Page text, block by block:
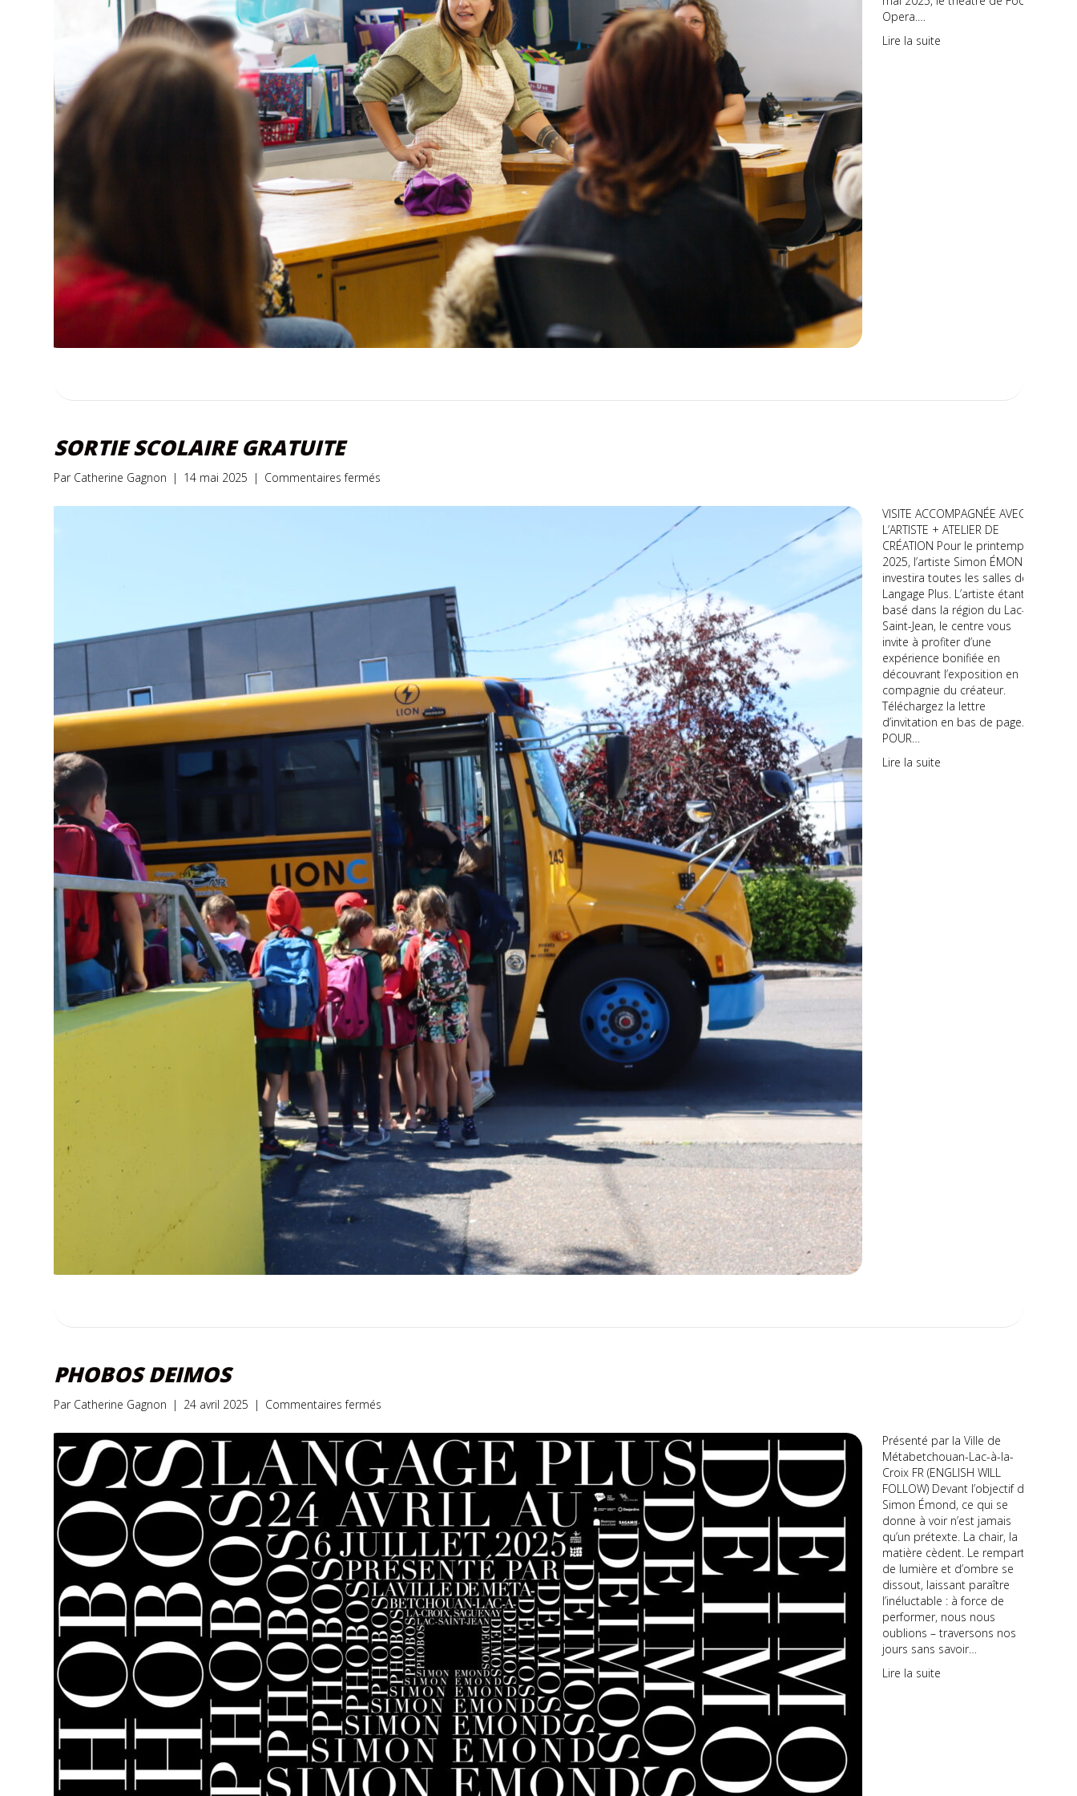
Opera.…
Lire la suite
SORTIE SCOLAIRE GRATUITE
Par Catherine Gagnon | 14 mai 2025 | Commentaires fermés
SCOLAIRE
VISITE ACCOMPAGNÉE AVEC
L’ARTISTE + ATELIER DE
CRÉATION Pour le printemps
2025, l’artiste Simon ÉMOND
investira toutes les salles de
Langage Plus. L’artiste étant
basé dans la région du Lac-
Saint-Jean, le centre vous
invite à profiter d’une
expérience bonifiée en
découvrant l’exposition en
compagnie du créateur.
Téléchargez la lettre
d’invitation en bas de page.
POUR…
Lire la suite
PHOBOS DEIMOS
Par Catherine Gagnon | 24 avril 2025 | Commentaires fermés
Deimos
Présenté par la Ville de
Métabetchouan-Lac-à-la-
Croix FR (ENGLISH WILL
FOLLOW) Devant l’objectif de
Simon Émond, ce qui se
donne à voir n’est jamais
qu’un prétexte. La chair, la
matière cèdent. Le rempart
de lumière et d’ombre se
dissout, laissant paraître
l’inéluctable : à force de
performer, nous nous
oublions – traversons nos
jours sans savoir…
Lire la suite